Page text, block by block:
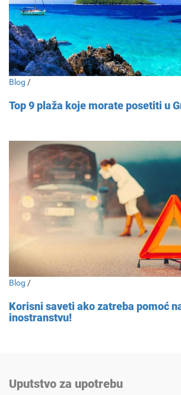
Blog /
Top 9 plaža koje morate posetiti u
Blog /
Korisni saveti ako zatreba pomoć
inostranstvu!
Uputstvo za upotrebu